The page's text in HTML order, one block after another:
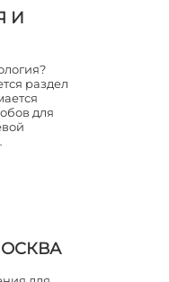
И
раздел
для